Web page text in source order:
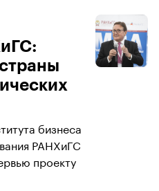
бизнеса
РАНХиГС
проекту